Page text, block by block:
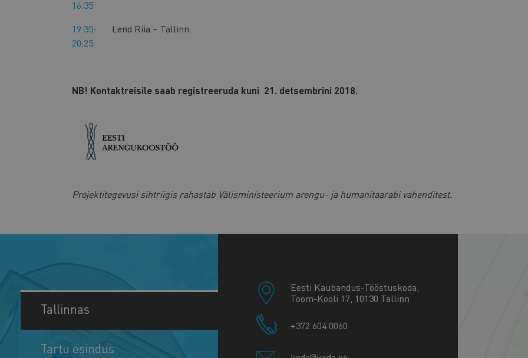
16:35
19:35-
20:25
Lend Riia – Tallinn
NB! Kontaktreisile saab registreeruda kuni 21. detsembrini 2018.
Projektitegevusi sihtriigis rahastab Välisministeerium arengu- ja humanitaarabi vahenditest.
Tallinnas
Tartu esindus
Eesti Kaubandus-Tööstuskoda,
Toom-Kooli 17, 10130 Tallinn
+372 604 0060